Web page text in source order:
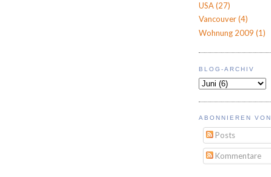
USA(27)
Vancouver(4)
Wohnung 2009 (1)
BLOG-ARCHIV
ABONNIEREN
Posts
Kommentare